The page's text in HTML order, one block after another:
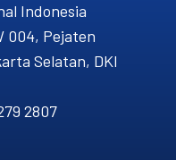
Indonesia
004, Pejaten
Selatan, DKI
2807